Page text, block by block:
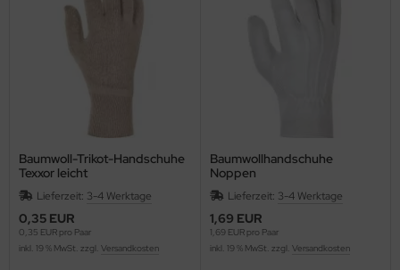
Baumwoll-Trikot-Handschuhe
Texxor leicht
Lieferzeit: 3-4 Werktage
0,35 EUR
0,35 EUR pro Paar
inkl. 19 % MwSt. zzgl. Versandkosten
Baumwollhandschuhe
Noppen
Lieferzeit: 3-4 Werktage
1,69 EUR
1,69 EUR pro Paar
inkl. 19 % MwSt. zzgl. Versandkosten